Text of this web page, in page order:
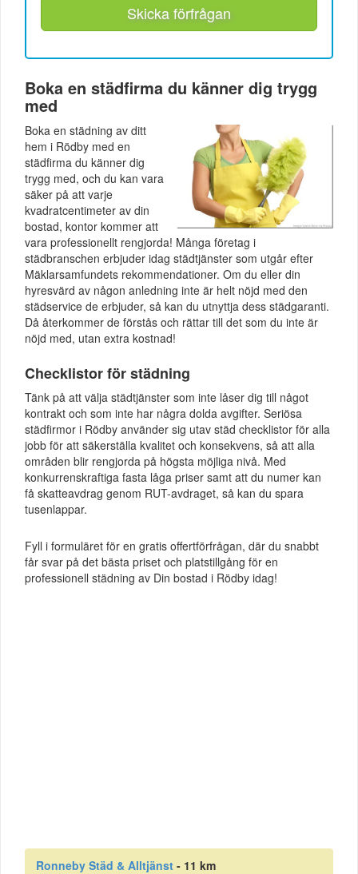
Skicka förfrågan
Boka en städfirma du känner dig trygg
med
Boka en städning av ditt
hem i Rödby med en
städfirma du känner dig
trygg med, och du kan vara
säker på att varje
kvadratcentimeter av din
bostad, kontor kommer att
vara professionellt rengjorda! Många företag i
städbranschen erbjuder idag städtjänster som utgår efter
Mäklarsamfundets rekommendationer. Om du eller din
hyresvärd av någon anledning inte är helt nöjd med den
städservice de erbjuder, så kan du utnyttja dess städgaranti.
Då återkommer de förstås och rättar till det som du inte är
nöjd med, utan extra kostnad!
Checklistor för städning
Tänk på att välja städtjänster som inte låser dig till något
kontrakt och som inte har några dolda avgifter. Seriösa
städfirmor i Rödby använder sig utav städ checklistor för alla
jobb för att säkerställa kvalitet och konsekvens, så att alla
områden blir rengjorda på högsta möjliga nivå. Med
konkurrenskraftiga fasta låga priser samt att du numer kan
få skatteavdrag genom RUT-avdraget, så kan du spara
tusenlappar.
Fyll i formuläret för en gratis offertförfrågan, där du snabbt
får svar på det bästa priset och platstillgång för en
professionell städning av Din bostad i Rödby idag!
Ronneby Städ & Alltjänst - 11 km